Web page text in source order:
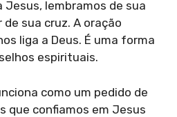
Jesus, lembramos de sua
sua cruz. A oração
liga a Deus. É uma forma
espirituais.
como um pedido de
que confiamos em Jesus